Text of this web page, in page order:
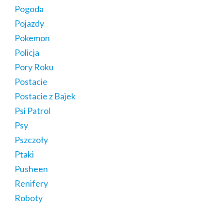
Pogoda
Pojazdy
Pokemon
Policja
Pory Roku
Postacie
Postacie z Bajek
Psi Patrol
Psy
Pszczoły
Ptaki
Pusheen
Renifery
Roboty